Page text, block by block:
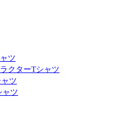
ツ
クターTシャツ
ツ
ャツ